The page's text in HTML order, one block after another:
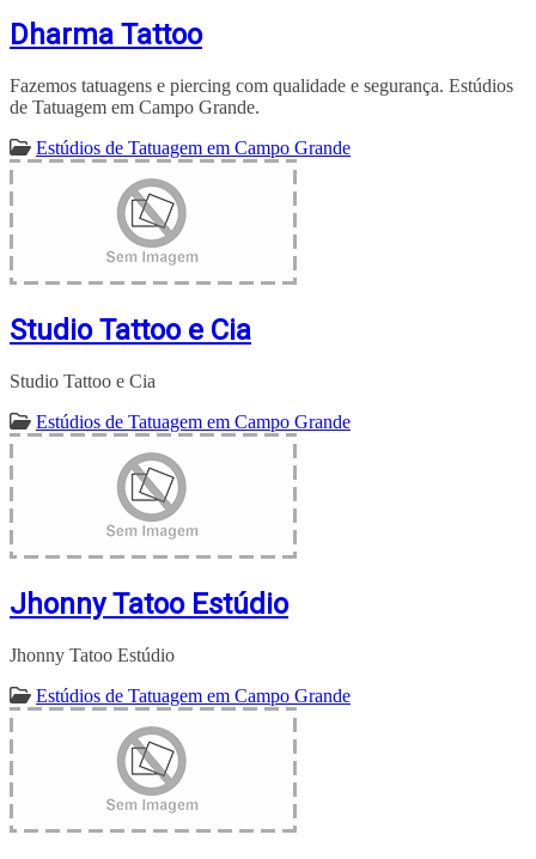
Dharma Tattoo
Fazemos tatuagens e piercing com qualidade e segurança. Estúdios
de Tatuagem em Campo Grande.
Estúdios de Tatuagem em Campo Grande
Studio Tattoo e Cia
Studio Tattoo e Cia
Estúdios de Tatuagem em Campo Grande
Jhonny Tatoo Estúdio
Jhonny Tatoo Estúdio
Estúdios de Tatuagem em Campo Grande